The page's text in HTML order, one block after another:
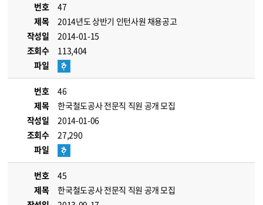
번호
47
제목
2014년도 상반기 인턴사원 채용공고
작성일
2014-01-15
조회수
113,404
파일
번호
46
제목
한국철도공사 전문직 직원 공개 모집
작성일
2014-01-06
조회수
27,290
파일
번호
45
제목
한국철도공사 전문직 직원 공개 모집